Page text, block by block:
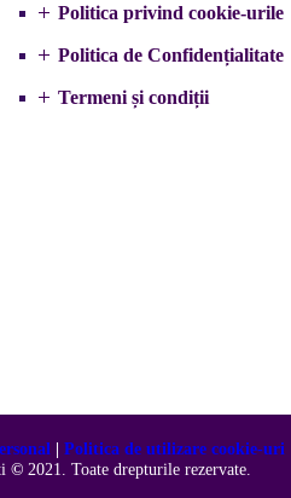
Politica privind cookie-urile
Politica de Confidențialitate
Termeni și condiții
| Politica de utilizare cookie-uri
©️ 2021. Toate drepturile rezervate.